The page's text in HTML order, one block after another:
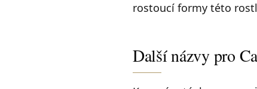
rostoucí formy této
Další názvy pro